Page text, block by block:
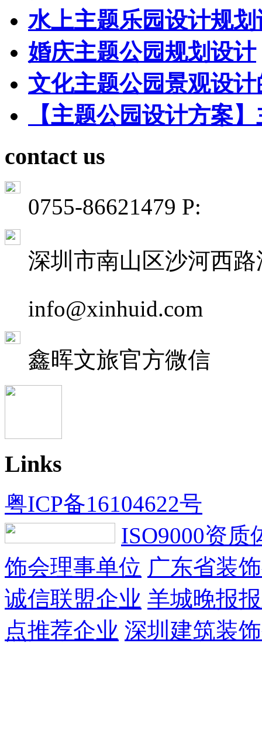
水上主题乐园设计规划
婚庆主题公园规划设计
文化主题公园景观设计
【主题公园设计方案
contact us
0755-86621479 P:
深圳市南山区沙河西
info@xinhuid.com
鑫晖文旅官方微信
Links
粤ICP备16104622号
ISO9000资质
饰会理事单位 广东省装
诚信联盟企业 羊城晚报
点推荐企业 深圳建筑装